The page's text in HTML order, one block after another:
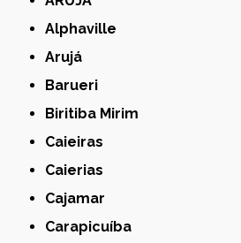
Alphaville
Arujá
Barueri
Biritiba Mirim
Caieiras
Caierias
Cajamar
Carapicuíba